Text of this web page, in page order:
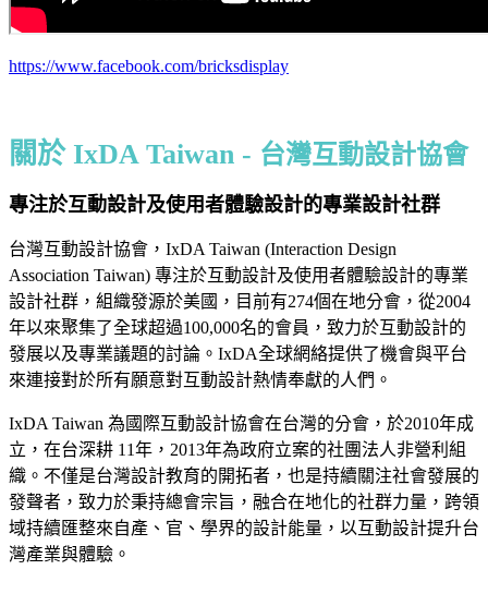
https://www.facebook.com/bricksdisplay
關於 IxDA Taiwan - 台灣互動設計協會
專注於互動設計及使用者體驗設計的專業設計社群
台灣互動設計協會，IxDA Taiwan (Interaction Design
Association Taiwan) 專注於互動設計及使用者體驗設計的專業
設計社群，組織發源於美國，目前有274個在地分會，從2004
年以來聚集了全球超過100,000名的會員，致力於互動設計的
發展以及專業議題的討論。IxDA全球網絡提供了機會與平台
來連接對於所有願意對互動設計熱情奉獻的人們。
IxDA Taiwan 為國際互動設計協會在台灣的分會，於2010年成
立，在台深耕 11年，2013年為政府立案的社團法人非營利組
織。不僅是台灣設計教育的開拓者，也是持續關注社會發展的
發聲者，致力於秉持總會宗旨，融合在地化的社群力量，跨領
域持續匯整來自產、官、學界的設計能量，以互動設計提升台
灣產業與體驗。